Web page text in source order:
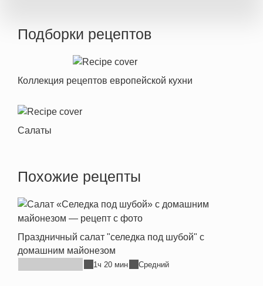
Подборки рецептов
Коллекция рецептов европейской кухни
Салаты
Похожие рецепты
Праздничный салат "селедка под шубой" с
домашним майонезом
1ч 20 мин Средний